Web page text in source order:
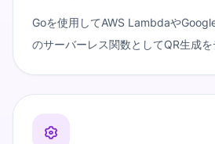
Goを使用してAWS Lambdaや
のサーバーレス関数としてQR生成を